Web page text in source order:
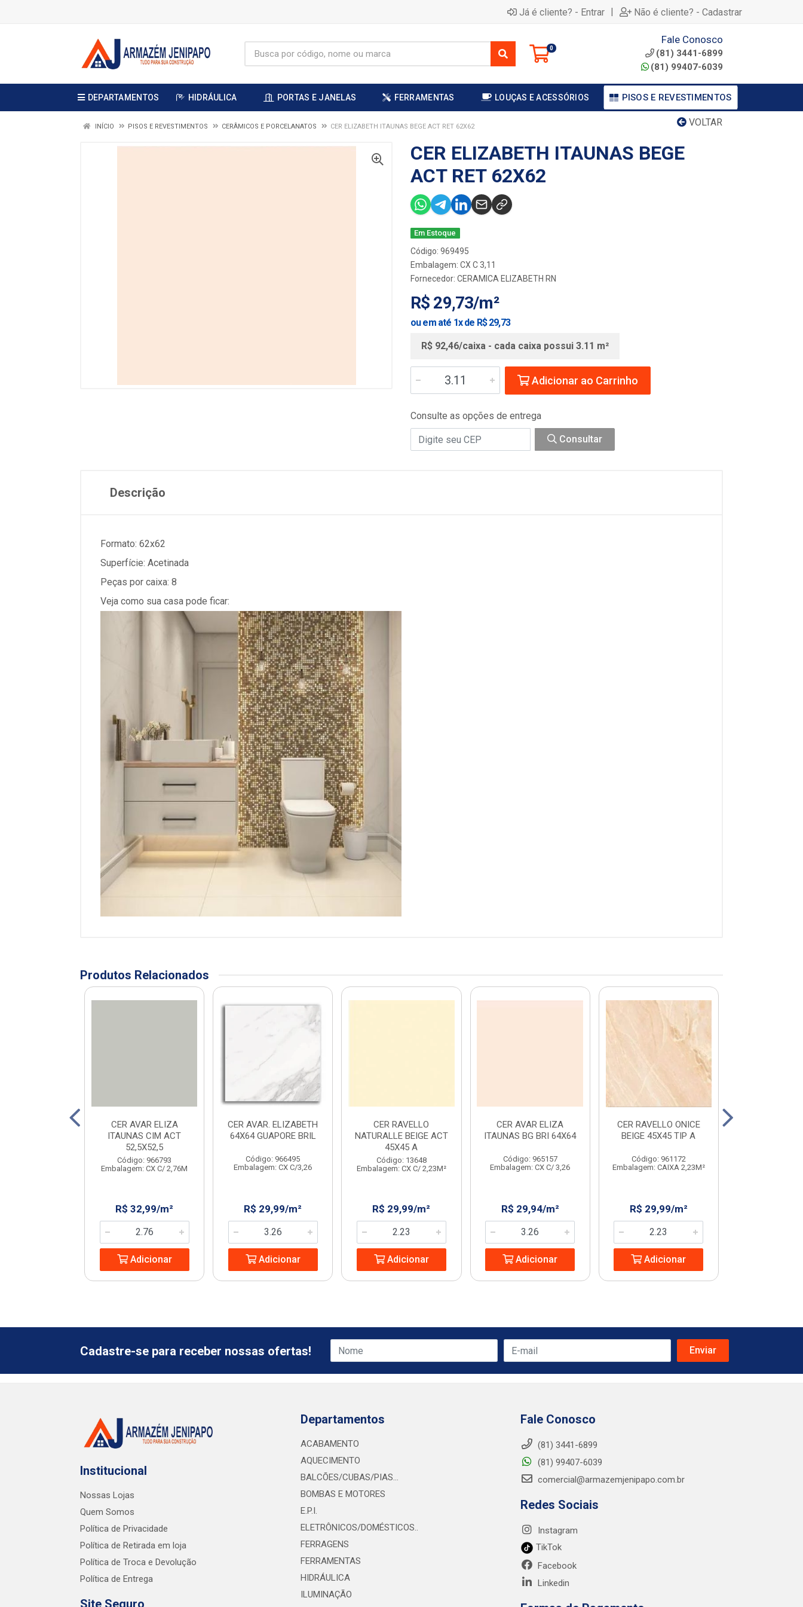
Já é cliente? - Entrar | Não é cliente? - Cadastrar
0
Fale Conosco
(81) 3441-6899
(81) 99407-6039
DEPARTAMENTOS HIDRÁULICA PORTAS E JANELAS FERRAMENTAS LOUÇAS E ACESSÓRIOS PISOS E REVESTIMENTOS
VOLTAR
INÍCIO PISOS E REVESTIMENTOS CERÂMICOS E PORCELANATOS CER ELIZABETH ITAUNAS BEGE ACT RET 62X62
CER ELIZABETH ITAUNAS BEGE
ACT RET 62X62
Em Estoque
Código: 969495
Embalagem: CX C 3,11
Fornecedor: CERAMICA ELIZABETH RN
R$ 29,73/m²
ou em até 1x de R$ 29,73
R$ 92,46/caixa - cada caixa possui 3.11 m²
Adicionar ao Carrinho
Consulte as opções de entrega
Consultar
Descrição
Formato: 62x62
Superfície: Acetinada
Peças por caixa: 8
Veja como sua casa pode ficar:
Produtos Relacionados
CER AVAR ELIZA
ITAUNAS CIM ACT
52,5X52,5
Código: 966793
Embalagem: CX C/ 2,76M
R$ 32,99/m²
Adicionar
CER AVAR. ELIZABETH
64X64 GUAPORE BRIL
Código: 966495
Embalagem: CX C/3,26
R$ 29,99/m²
Adicionar
CER RAVELLO
NATURALLE BEIGE ACT
45X45 A
Código: 13648
Embalagem: CX C/ 2,23M²
R$ 29,99/m²
Adicionar
CER AVAR ELIZA
ITAUNAS BG BRI 64X64
Código: 965157
Embalagem: CX C/ 3,26
R$ 29,94/m²
Adicionar
CER RAVELLO ONICE
BEIGE 45X45 TIP A
Código: 961172
Embalagem: CAIXA 2,23M²
R$ 29,99/m²
Adicionar
Cadastre-se para receber nossas ofertas!
Institucional
Nossas Lojas
Quem Somos
Política de Privacidade
Política de Retirada em loja
Política de Troca e Devolução
Política de Entrega
Site Seguro
Departamentos
ACABAMENTO
AQUECIMENTO
BALCÕES/CUBAS/PIAS...
BOMBAS E MOTORES
E.P.I.
ELETRÔNICOS/DOMÉSTICOS..
FERRAGENS
FERRAMENTAS
HIDRÁULICA
ILUMINAÇÃO
Fale Conosco
(81) 3441-6899
(81) 99407-6039
comercial@armazemjenipapo.com.br
Redes Sociais
Instagram
TikTok
Facebook
Linkedin